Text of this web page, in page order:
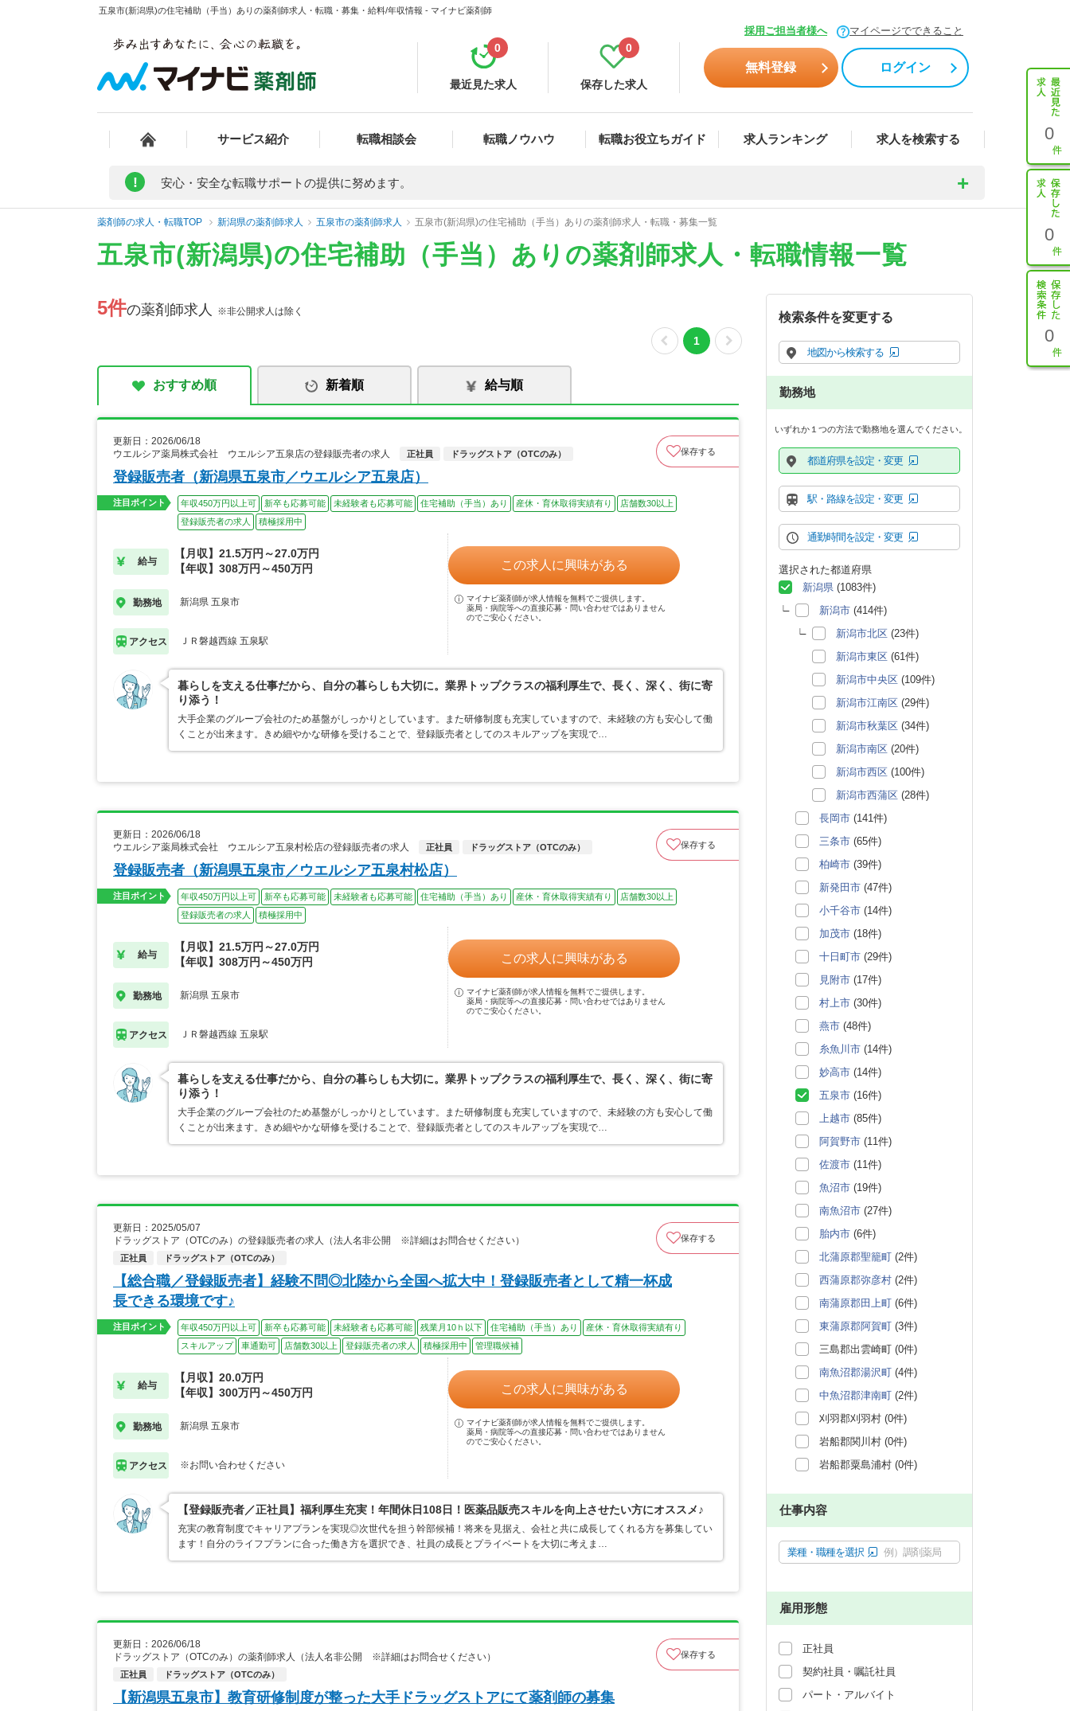
五泉市(新潟県)の住宅補助（手当）ありの薬剤師求人・転職・募集・給料/年収情報 - マイナビ薬剤師
採用ご担当者様へ マイページでできること
最近見た求人
0
保存した求人
0
無料登録 ログイン
サービス紹介 転職相談会 転職ノウハウ 転職お役立ちガイド 求人ランキング 求人を検索する 0
0
0
! 安心・安全な転職サポートの提供に努めます。
薬剤師の求人・転職TOP 新潟県の薬剤師求人 五泉市の薬剤師求人 五泉市(新潟県)の住宅補助（手当）ありの薬剤師求人・転職・募集一覧
五泉市(新潟県)の住宅補助（手当）ありの薬剤師求人・転職情報一覧
5件の薬剤師求人 ※非公開求人は除く
1
おすすめ順 新着順 給与順
更新日：2026/06/18
ウエルシア薬局株式会社 ウエルシア五泉店の登録販売者の求人
正社員 ドラッグストア（OTCのみ） 保存する
登録販売者（新潟県五泉市／ウエルシア五泉店）
注目ポイント 年収450万円以上可 新卒も応募可能 未経験者も応募可能 住宅補助（手当）あり 産休・育休取得実績有り
店舗数30以上
登録販売者の求人
積極採用中
給与
【月収】21.5万円～27.0万円
【年収】308万円～450万円
勤務地 新潟県 五泉市
アクセス ＪＲ磐越西線 五泉駅
この求人に興味がある
マイナビ薬剤師が求人情報を無料でご提供します。
薬局・病院等への直接応募・問い合わせではありません
のでご安心ください。
暮らしを支える仕事だから、自分の暮らしも大切に。業界トップクラスの福利厚生で、長く、深く、街に寄
り添う！
大手企業のグループ会社のため基盤がしっかりとしています。また研修制度も充実していますので、未経験の方も安心して働
くことが出来ます。きめ細やかな研修を受けることで、登録販売者としてのスキルアップを実現で…
更新日：2026/06/18
ウエルシア薬局株式会社 ウエルシア五泉村松店の登録販売者の求人
正社員 ドラッグストア（OTCのみ） 保存する
登録販売者（新潟県五泉市／ウエルシア五泉村松店）
注目ポイント 年収450万円以上可 新卒も応募可能 未経験者も応募可能 住宅補助（手当）あり 産休・育休取得実績有り
店舗数30以上
登録販売者の求人
積極採用中
給与
【月収】21.5万円～27.0万円
【年収】308万円～450万円
勤務地 新潟県 五泉市
アクセス ＪＲ磐越西線 五泉駅
この求人に興味がある
マイナビ薬剤師が求人情報を無料でご提供します。
薬局・病院等への直接応募・問い合わせではありません
のでご安心ください。
暮らしを支える仕事だから、自分の暮らしも大切に。業界トップクラスの福利厚生で、長く、深く、街に寄
り添う！
大手企業のグループ会社のため基盤がしっかりとしています。また研修制度も充実していますので、未経験の方も安心して働
くことが出来ます。きめ細やかな研修を受けることで、登録販売者としてのスキルアップを実現で…
更新日：2025/05/07
ドラッグストア（OTCのみ）の登録販売者の求人（法人名非公開 ※詳細はお問合せください）
正社員 ドラッグストア（OTCのみ）
保存する
【総合職／登録販売者】経験不問◎北陸から全国へ拡大中！登録販売者として精一杯成
長できる環境です♪
注目ポイント 年収450万円以上可 新卒も応募可能 未経験者も応募可能 残業月10ｈ以下 住宅補助（手当）あり
産休・育休取得実績有り
スキルアップ
車通勤可 店舗数30以上 登録販売者の求人 積極採用中 管理職候補
給与
【月収】20.0万円
【年収】300万円～450万円
勤務地 新潟県 五泉市
アクセス ※お問い合わせください
この求人に興味がある
マイナビ薬剤師が求人情報を無料でご提供します。
薬局・病院等への直接応募・問い合わせではありません
のでご安心ください。
【登録販売者／正社員】福利厚生充実！年間休日108日！医薬品販売スキルを向上させたい方にオススメ♪
充実の教育制度でキャリアプランを実現◎次世代を担う幹部候補！将来を見据え、会社と共に成長してくれる方を募集してい
ます！自分のライフプランに合った働き方を選択でき、社員の成長とプライベートを大切に考えま…
更新日：2026/06/18
ドラッグストア（OTCのみ）の薬剤師求人（法人名非公開 ※詳細はお問合せください）
正社員 ドラッグストア（OTCのみ）
保存する
【新潟県五泉市】教育研修制度が整った大手ドラッグストアにて薬剤師の募集
検索条件を変更する
地図から検索する
勤務地
いずれか１つの方法で勤務地を選んでください。
都道府県を設定・変更
駅・路線を設定・変更
通勤時間を設定・変更
選択された都道府県
新潟県 (1083件)
新潟市 (414件)
新潟市北区 (23件)
新潟市東区 (61件)
新潟市中央区 (109件)
新潟市江南区 (29件)
新潟市秋葉区 (34件)
新潟市南区 (20件)
新潟市西区 (100件)
新潟市西蒲区 (28件)
長岡市 (141件)
三条市 (65件)
柏崎市 (39件)
新発田市 (47件)
小千谷市 (14件)
加茂市 (18件)
十日町市 (29件)
見附市 (17件)
村上市 (30件)
燕市 (48件)
糸魚川市 (14件)
妙高市 (14件)
五泉市 (16件)
上越市 (85件)
阿賀野市 (11件)
佐渡市 (11件)
魚沼市 (19件)
南魚沼市 (27件)
胎内市 (6件)
北蒲原郡聖籠町 (2件)
西蒲原郡弥彦村 (2件)
南蒲原郡田上町 (6件)
東蒲原郡阿賀町 (3件)
三島郡出雲崎町 (0件)
南魚沼郡湯沢町 (4件)
中魚沼郡津南町 (2件)
刈羽郡刈羽村 (0件)
岩船郡関川村 (0件)
岩船郡粟島浦村 (0件)
仕事内容
業種・職種を選択 例）調剤薬局
雇用形態
正社員
契約社員・嘱託社員
パート・アルバイト